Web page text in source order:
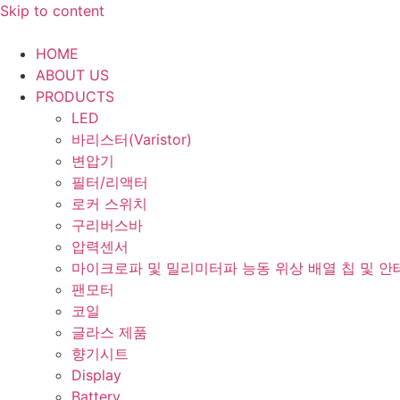
Skip to content
HOME
ABOUT US
PRODUCTS
LED
바리스터(Varistor)
변압기
필터/리액터
로커 스위치
구리버스바
압력센서
마이크로파 및 밀리미터파 능동 위상 배열 칩 및 안
팬모터
코일
글라스 제품
향기시트
Display
Battery